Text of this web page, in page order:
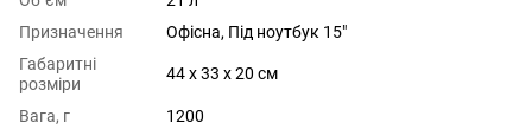
Призначення
Офісна, Під ноутбук 15"
Габаритні
розміри
44 х 33 х 20 см
Вага, г
1200